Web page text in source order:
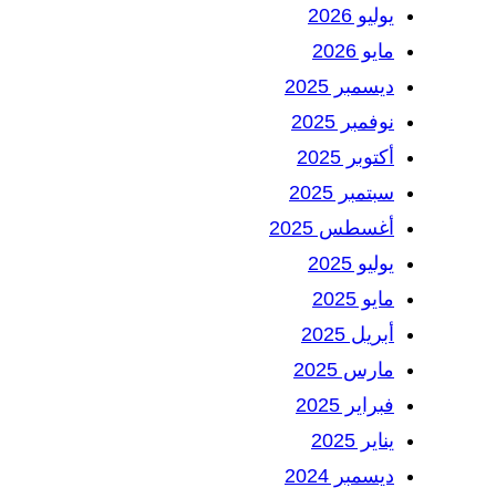
يوليو 2026
مايو 2026
ديسمبر 2025
نوفمبر 2025
أكتوبر 2025
سبتمبر 2025
أغسطس 2025
يوليو 2025
مايو 2025
أبريل 2025
مارس 2025
فبراير 2025
يناير 2025
ديسمبر 2024